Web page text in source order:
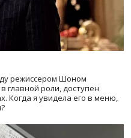
режиссером Шоном
главной роли, доступен
Когда я увидела его в меню,